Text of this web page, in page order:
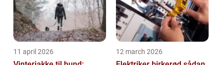
11 april 2026 12 march 2026